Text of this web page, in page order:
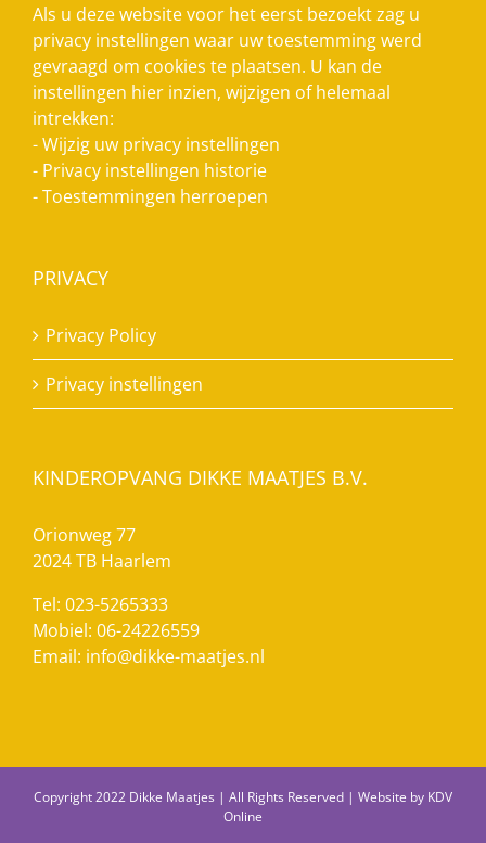
Als u deze website voor het eerst bezoekt zag u
privacy instellingen waar uw toestemming werd
gevraagd om cookies te plaatsen. U kan de
instellingen hier inzien, wijzigen of helemaal
intrekken:
-Wijzig uw privacy instellingen
- Privacy instellingen historie
-Toestemmingen herroepen
PRIVACY
Privacy Policy
Privacy instellingen
KINDEROPVANG DIKKE MAATJES B.V.
Orionweg 77
2024 TB Haarlem
Tel: 023-5265333
Mobiel: 06-24226559
Email: info@dikke-maatjes.nl
Copyright 2022 Dikke Maatjes | All Rights Reserved | Website by KDV
Online